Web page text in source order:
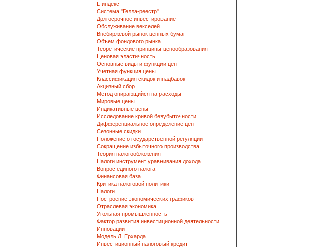
L-индекс
Система "Гелла-реестр"
Долгосрочное инвестирование
Обслуживание векселей
Внебиржевой рынок ценных бумаг
Объем фондового рынка
Теоретические принципы ценообразования
Ценовая эластичность
Основные виды и функции цен
Учетная функция цены
Классификация скидок и надбавок
Акцизный сбор
Метод опирающийся на расходы
Мировые цены
Индикативные цены
Исследование кривой безубыточности
Дифференциальное определение цен
Сезонные скидки
Положение о государственной регуляции
Сокращение избыточного производства
Теория налогообложения
Налоги инструмент уравнивания дохода
Вопрос единого налога
Финансовая база
Критика налоговой политики
Налоги
Построение экономических графиков
Отраслевая экономика
Угольная промышленность
Фактор развития инвестиционной деятельности
Инновации
Модель Л. Ерхарда
Инвестиционный налоговый кредит